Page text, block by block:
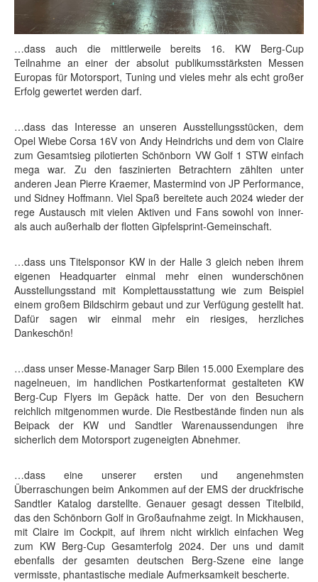
…dass auch die mittlerweile bereits 16. KW Berg-Cup
Teilnahme an einer der absolut publikumsstärksten Messen
Europas für Motorsport, Tuning und vieles mehr als echt großer
Erfolg gewertet werden darf.
…dass das Interesse an unseren Ausstellungsstücken, dem
Opel Wiebe Corsa 16V von Andy Heindrichs und dem von Claire
zum Gesamtsieg pilotierten Schönborn VW Golf 1 STW einfach
mega war. Zu den faszinierten Betrachtern zählten unter
anderen Jean Pierre Kraemer, Mastermind von JP Performance,
und Sidney Hoffmann. Viel Spaß bereitete auch 2024 wieder der
rege Austausch mit vielen Aktiven und Fans sowohl von inner-
als auch außerhalb der flotten Gipfelsprint-Gemeinschaft.
…dass uns Titelsponsor KW in der Halle 3 gleich neben ihrem
eigenen Headquarter einmal mehr einen wunderschönen
Ausstellungsstand mit Komplettausstattung wie zum Beispiel
einem großem Bildschirm gebaut und zur Verfügung gestellt hat.
Dafür sagen wir einmal mehr ein riesiges, herzliches
Dankeschön!
…dass unser Messe-Manager Sarp Bilen 15.000 Exemplare des
nagelneuen, im handlichen Postkartenformat gestalteten KW
Berg-Cup Flyers im Gepäck hatte. Der von den Besuchern
reichlich mitgenommen wurde. Die Restbestände finden nun als
Beipack der KW und Sandtler Warenaussendungen ihre
sicherlich dem Motorsport zugeneigten Abnehmer.
…dass eine unserer ersten und angenehmsten
Überraschungen beim Ankommen auf der EMS der druckfrische
Sandtler Katalog darstellte. Genauer gesagt dessen Titelbild,
das den Schönborn Golf in Großaufnahme zeigt. In Mickhausen,
mit Claire im Cockpit, auf ihrem nicht wirklich einfachen Weg
zum KW Berg-Cup Gesamterfolg 2024. Der uns und damit
ebenfalls der gesamten deutschen Berg-Szene eine lange
vermisste, phantastische mediale Aufmerksamkeit bescherte.